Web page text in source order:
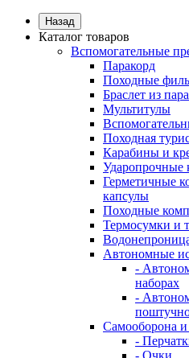
Назад
Каталог товаров
Вспомогательные
Паракорд
Походные
Браслет из
Мультитулы
Походная
Карабины и
Ударопрочные
Герметичные
капсулы
Походные
Термосумки и
Автономные
-
наборах
-
Самооборона и
-
- Очки